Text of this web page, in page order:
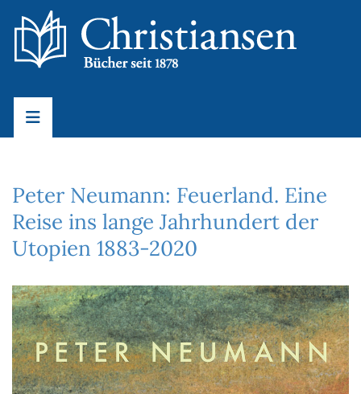
Peter Neumann: Feuerland. Eine
Reise ins lange Jahrhundert der
Utopien 1883-2020